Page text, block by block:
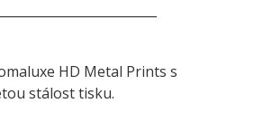
HD Metal Prints s
stálost tisku.